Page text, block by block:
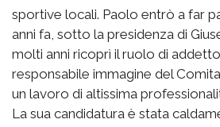
sportive locali. Paolo entrò a far
anni fa, sotto la presidenza di
molti anni ricoprì il ruolo di
responsabile immagine del
un lavoro di altissima
La sua candidatura è stata